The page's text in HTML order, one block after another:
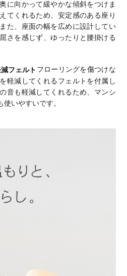
に向かって緩やかな傾斜をつけま
てくれるため、安定感のある座り
た、座面の幅を広めに設計してい
さを感じず、ゆったりと腰掛ける
フェルト フローリングを傷つけな
軽減してくれるフェルトを付属し
音も軽減してくれるため、マンシ
使いやすいです。